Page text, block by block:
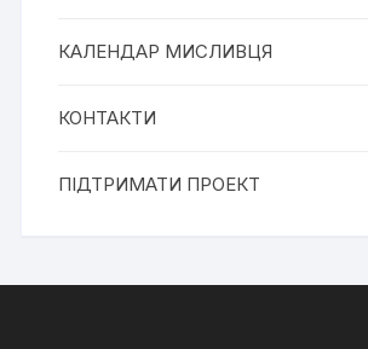
КАЛЕНДАР МИСЛИВЦЯ
КОНТАКТИ
ПІДТРИМАТИ ПРОЕКТ